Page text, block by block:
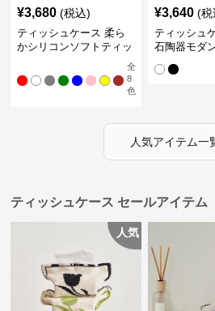
¥3,680 (税込)
ティッシュケース 柔ら
かシリコンソフトティッ
全
8
色
¥3,640 (税
ティッシュ
石陶器モダ
人気アイテム一
ティッシュケース セールアイテム
人気